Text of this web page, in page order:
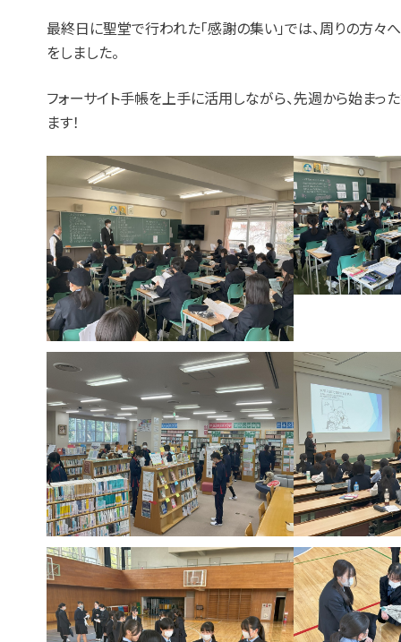
最終日に聖堂で行われた「感謝の集い」では、周りの方
をしました。
フォーサイト手帳を上手に活用しながら、先週から始ま
ます！